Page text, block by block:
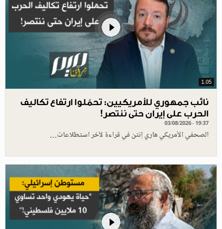
1.05
نائب جمهوري للأمريكيين: تحمّلوا ارتفاع تكاليف
الحرب على إيران حتى ننتصر!
03/08/2026 - 19:37
الصحفي الأمريكي هاري إنتن في قراءة لآخر استطلاعات…